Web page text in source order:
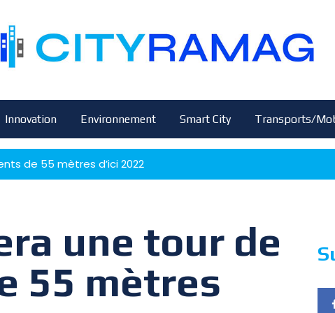
Innovation Environnement Smart City Transports/
de 55 mètres d’ici 2022
une tour de
55 mètres